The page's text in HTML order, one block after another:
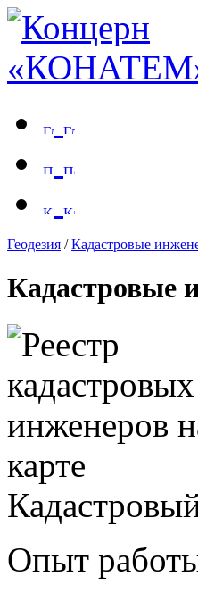
Геодезия /Кадастровые
Кадастровые
Опыт